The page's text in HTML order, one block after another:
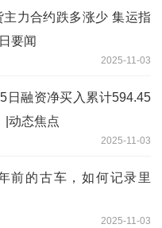
力合约跌多涨少 集运指
要闻
2025-11-03
日融资净买入累计594.45
|动态焦点
2025-11-03
前的古车，如何记录里
2025-11-03